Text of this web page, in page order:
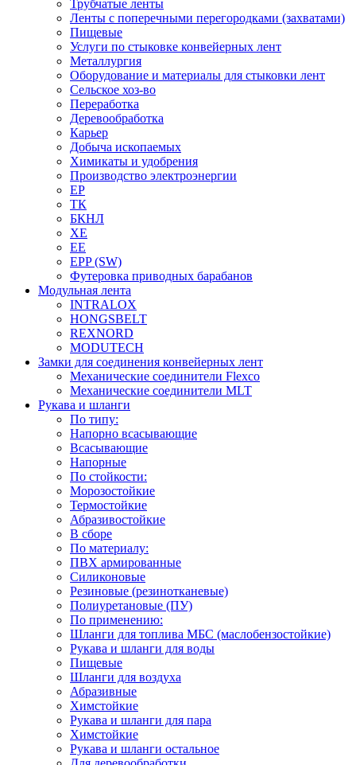
Трубчатые ленты
Ленты с поперечными перегородками (захватами)
Пищевые
Услуги по стыковке конвейерных лент
Металлургия
Оборудование и материалы для стыковки лент
Сельское хоз-во
Переработка
Деревообработка
Карьер
Добыча ископаемых
Химикаты и удобрения
Производство электроэнергии
EP
ТК
БКНЛ
XE
EE
EPP (SW)
Футеровка приводных барабанов
Модульная лента
INTRALOX
HONGSBELT
REXNORD
MODUTECH
Замки для соединения конвейерных лент
Механические соединители Flexco
Механические соединители MLT
Рукава и шланги
По типу:
Напорно всасывающие
Всасывающие
Напорные
По стойкости:
Морозостойкие
Термостойкие
Абразивостойкие
В сборе
По материалу:
ПВХ армированные
Силиконовые
Резиновые (резинотканевые)
Полиуретановые (ПУ)
По применению:
Шланги для топлива МБС (маслобензостойкие)
Рукава и шланги для воды
Пищевые
Шланги для воздуха
Абразивные
Химстойкие
Рукава и шланги для пара
Химстойкие
Рукава и шланги остальное